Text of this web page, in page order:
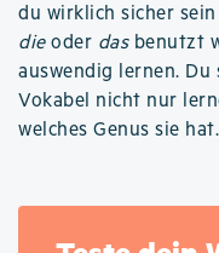
du wirklich sicher
dieoder dasbenutzt
auswendig lernen.
Vokabel nicht nur
welches Genus sie hat.